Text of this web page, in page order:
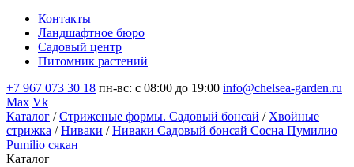
Контакты
Ландшафтное бюро
Садовый центр
Питомник растений
+7 967 073 30 18 пн-вс: с 08:00 до 19:00 info@chelsea-garden.ru
Max Vk
Каталог /Стриженые формы. Садовый бонсай / Хвойные
стрижка /Ниваки /Ниваки Садовый бонсай Сосна Пумилио
Pumilio сякан
Каталог